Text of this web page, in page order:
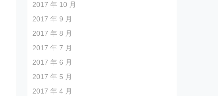
2017 年 10 月
2017 年 9 月
2017 年 8 月
2017 年 7 月
2017 年 6 月
2017 年 5 月
2017 年 4 月